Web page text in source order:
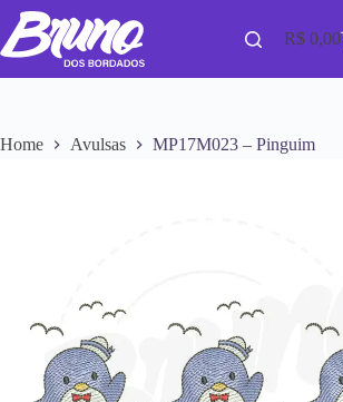
R$ 0,00
Home Avulsas MP17M023 – Pinguim